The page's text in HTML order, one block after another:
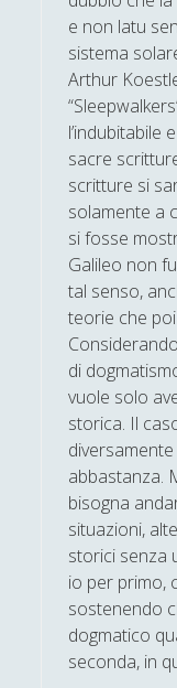
Sonia Cosio
Salvatore Magra
Sergio Pampanini
Simone Di Massa
Stefano Bernini
Stefano Sabatini
Tullio Aebischer
Umberto Rossolini
Valeria Franco
Valerio Stagno
Wolfgang
e non latu
sistema
Arthur
l’indubitabile
sacre
scritture si
solamente a
si fosse
Galileo non
tal senso,
teorie che
di
vuole solo
storica. Il
abbastanza.
bisogna
situazioni,
storici senza
io per primo,
sostenendo
dogmatico
seconda, in